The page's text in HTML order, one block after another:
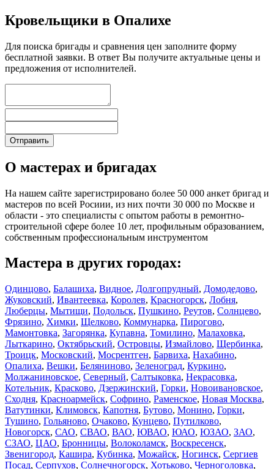
Кровельщики в Опалихе
Для поиска бригады и сравнения цен заполните форму
бесплатной заявки. В ответ Вы получите актуальные цены и
предложения от исполнителей.
О мастерах и бригадах
На нашем сайте зарегистрировано более 50 000 анкет бригад и
мастеров по всей Росиии, из них почти 30 000 по Москве и
области - это специалисты с опытом работы в ремонтно-
строительной сфере более 10 лет, профильным образованием,
собственным профессиональным инструментом
Мастера в других городах:
Одинцово, Балашиха, Видное, Долгопрудный, Домодедово,
Жуковский, Ивантеевка, Королев, Красногорск, Лобня,
Люберцы, Мытищи, Подольск, Пушкино, Реутов, Солнцево,
Фрязино, Химки, Щелково, Коммунарка, Пирогово,
Мамонтовка, Загорянка, Купавна, Томилино, Малаховка,
Лыткарино, Октябрьский, Островцы, Измайлово, Щербинка,
Троицк, Московский, Мосрентген, Барвиха, Нахабино,
Опалиха, Вешки, Беляниново, Зеленоград, Куркино,
Молжаниновское, Северный, Салтыковка, Некрасовка,
Котельник, Красково, Дзержинский, Горки, Новоивановское,
Сходня, Красноармейск, Софрино, Раменское, Новая Москва,
Ватутинки, Климовск, Капотня, Бутово, Монино, Горки,
Тушино, Гольяново, Очаково, Кунцево, Путилково,
Новогорск, САО, СВАО, ВАО, ЮВАО, ЮАО, ЮЗАО, ЗАО,
СЗАО, ЦАО, Бронницы, Волоколамск, Воскресенск,
Звенигород, Кашира, Кубинка, Можайск, Ногинск, Сергиев
Посад, Серпухов, Солнечногорск, Хотьково, Черноголовка,